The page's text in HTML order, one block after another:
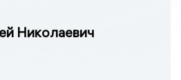
Николаевич